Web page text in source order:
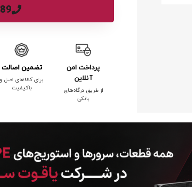
پرداخت امن
آنلاین
از طریق درگاه‌های
بانکی
تضمین اصالت
برای کالاهای اصل و
باکیفیت